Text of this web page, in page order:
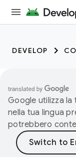
DEVELOP
Google utilizza
nella tua lingua
potrebbero